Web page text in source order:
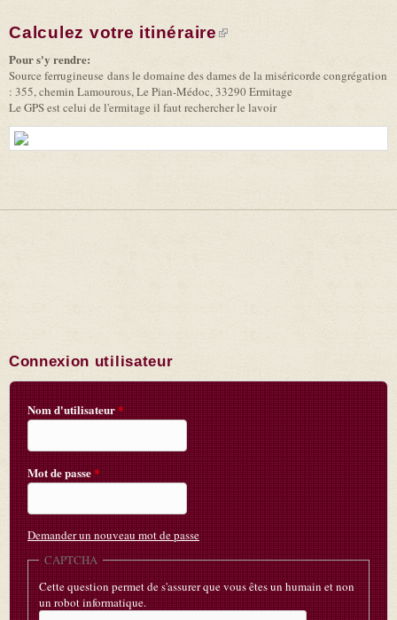
Calculez votre itinéraire(link is external)
Pour s'y rendre:
Source ferrugineuse dans le domaine des dames de la miséricorde congrégation
: 355, chemin Lamourous, Le Pian-Médoc, 33290 Ermitage
Le GPS est celui de l'ermitage il faut rechercher le lavoir
Connexion utilisateur
Nom d'utilisateur*
Mot de passe*
Demander un nouveau mot de passe
CAPTCHA
Cette question permet de s'assurer que vous êtes un humain et non
un robot informatique.